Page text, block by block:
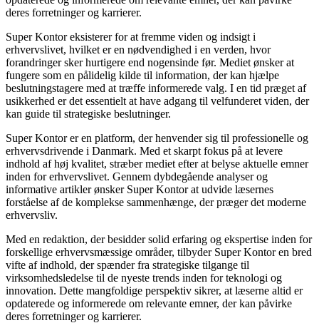
deres forretninger og karrierer.
Super Kontor eksisterer for at fremme viden og indsigt i
erhvervslivet, hvilket er en nødvendighed i en verden, hvor
forandringer sker hurtigere end nogensinde før. Mediet ønsker at
fungere som en pålidelig kilde til information, der kan hjælpe
beslutningstagere med at træffe informerede valg. I en tid præget af
usikkerhed er det essentielt at have adgang til velfunderet viden, der
kan guide til strategiske beslutninger.
Super Kontor er en platform, der henvender sig til professionelle og
erhvervsdrivende i Danmark. Med et skarpt fokus på at levere
indhold af høj kvalitet, stræber mediet efter at belyse aktuelle emner
inden for erhvervslivet. Gennem dybdegående analyser og
informative artikler ønsker Super Kontor at udvide læsernes
forståelse af de komplekse sammenhænge, der præger det moderne
erhvervsliv.
Med en redaktion, der besidder solid erfaring og ekspertise inden for
forskellige erhvervsmæssige områder, tilbyder Super Kontor en bred
vifte af indhold, der spænder fra strategiske tilgange til
virksomhedsledelse til de nyeste trends inden for teknologi og
innovation. Dette mangfoldige perspektiv sikrer, at læserne altid er
opdaterede og informerede om relevante emner, der kan påvirke
deres forretninger og karrierer.